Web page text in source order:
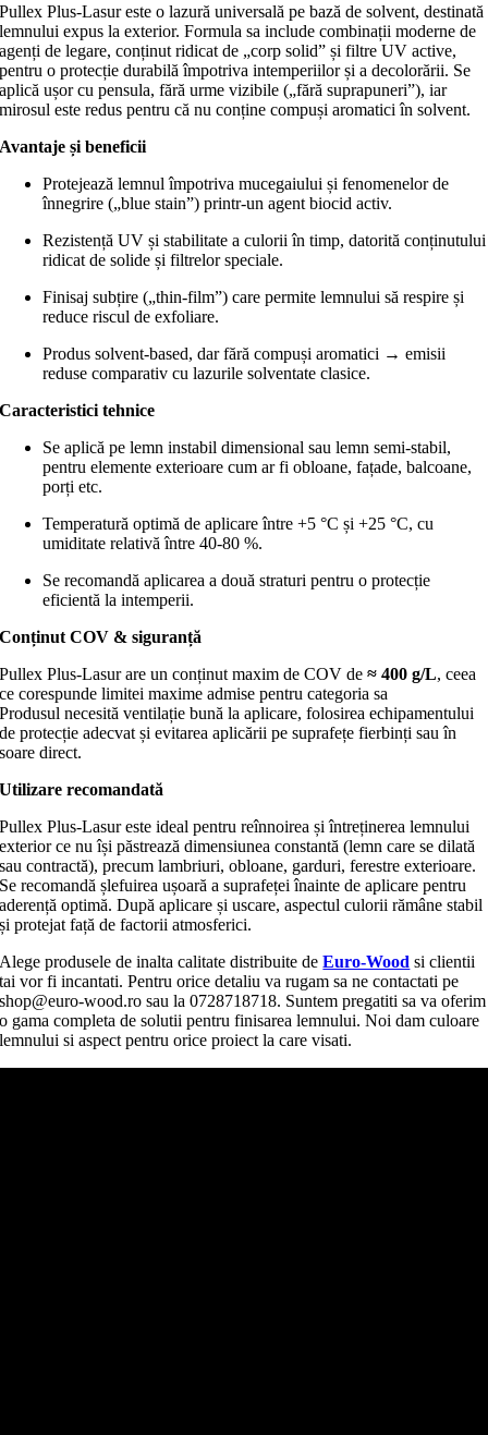
Pullex Plus-Lasur este o lazură universală pe bază de solvent, destinată
lemnului expus la exterior. Formula sa include combinații moderne de
agenți de legare, conținut ridicat de „corp solid” și filtre UV active,
pentru o protecție durabilă împotriva intemperiilor și a decolorării. Se
aplică ușor cu pensula, fără urme vizibile („fără suprapuneri”), iar
mirosul este redus pentru că nu conține compuși aromatici în solvent.
Avantaje și beneficii
Protejează lemnul împotriva mucegaiului și fenomenelor de
înnegrire („blue stain”) printr-un agent biocid activ.
Rezistență UV și stabilitate a culorii în timp, datorită conținutului
ridicat de solide și filtrelor speciale.
Finisaj subțire („thin-film”) care permite lemnului să respire și
reduce riscul de exfoliare.
Produs solvent-based, dar fără compuși aromatici → emisii
reduse comparativ cu lazurile solventate clasice.
Caracteristici tehnice
Se aplică pe lemn instabil dimensional sau lemn semi-stabil,
pentru elemente exterioare cum ar fi obloane, fațade, balcoane,
porți etc.
Temperatură optimă de aplicare între +5 °C și +25 °C, cu
umiditate relativă între 40-80 %.
Se recomandă aplicarea a două straturi pentru o protecție
eficientă la intemperii.
Conținut COV & siguranță
Pullex Plus-Lasur are un conținut maxim de COV de≈ 400 g/L, ceea
ce corespunde limitei maxime admise pentru categoria sa
Produsul necesită ventilație bună la aplicare, folosirea echipamentului
de protecție adecvat și evitarea aplicării pe suprafețe fierbinți sau în
soare direct.
Utilizare recomandată
Pullex Plus-Lasur este ideal pentru reînnoirea și întreținerea lemnului
exterior ce nu își păstrează dimensiunea constantă (lemn care se dilată
sau contractă), precum lambriuri, obloane, garduri, ferestre exterioare.
Se recomandă șlefuirea ușoară a suprafeței înainte de aplicare pentru
aderență optimă. După aplicare și uscare, aspectul culorii rămâne stabil
și protejat față de factorii atmosferici.
Alege produsele de inalta calitate distribuite deEuro-Wood si clientii
tai vor fi incantati. Pentru orice detaliu va rugam sa ne contactati pe
shop@euro-wood.ro sau la 0728718718. Suntem pregatiti sa va oferim
o gama completa de solutii pentru finisarea lemnului. Noi dam culoare
lemnului si aspect pentru orice proiect la care visati.